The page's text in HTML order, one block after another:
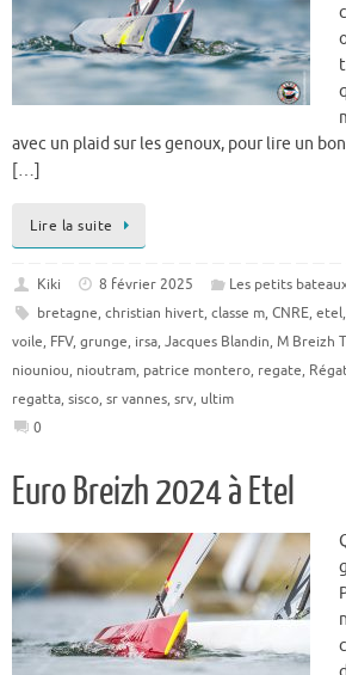
avec un plaid sur les genoux, pour lire un
[…]
Lire la suite
Kiki 8 février 2025
Les petits
bretagne, christian hivert, classe m, CNRE, etel,
voile, FFV, grunge, irsa, Jacques Blandin, M Breizh
niouniou, nioutram, patrice montero, regate,
regatta, sisco, sr vannes, srv, ultim
0
Euro Breizh 2024 à Etel